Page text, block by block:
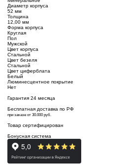
Диаметр корпуса
52 мм
Толщина
12,00 мм
Форма корпуса
Круглая
Пол
Мужской
Цвет корпуса
Стальной
Цвет безеля
Стальной
Цвет циферблата
Белый
Люминесцентное покрытие
Нет
Гарантия 24 месяца
Бесплатная доставка по РФ
при заказе от 30.000 руб.
Товар сертифицирован
Бонусная система